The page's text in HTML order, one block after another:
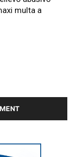
multa a